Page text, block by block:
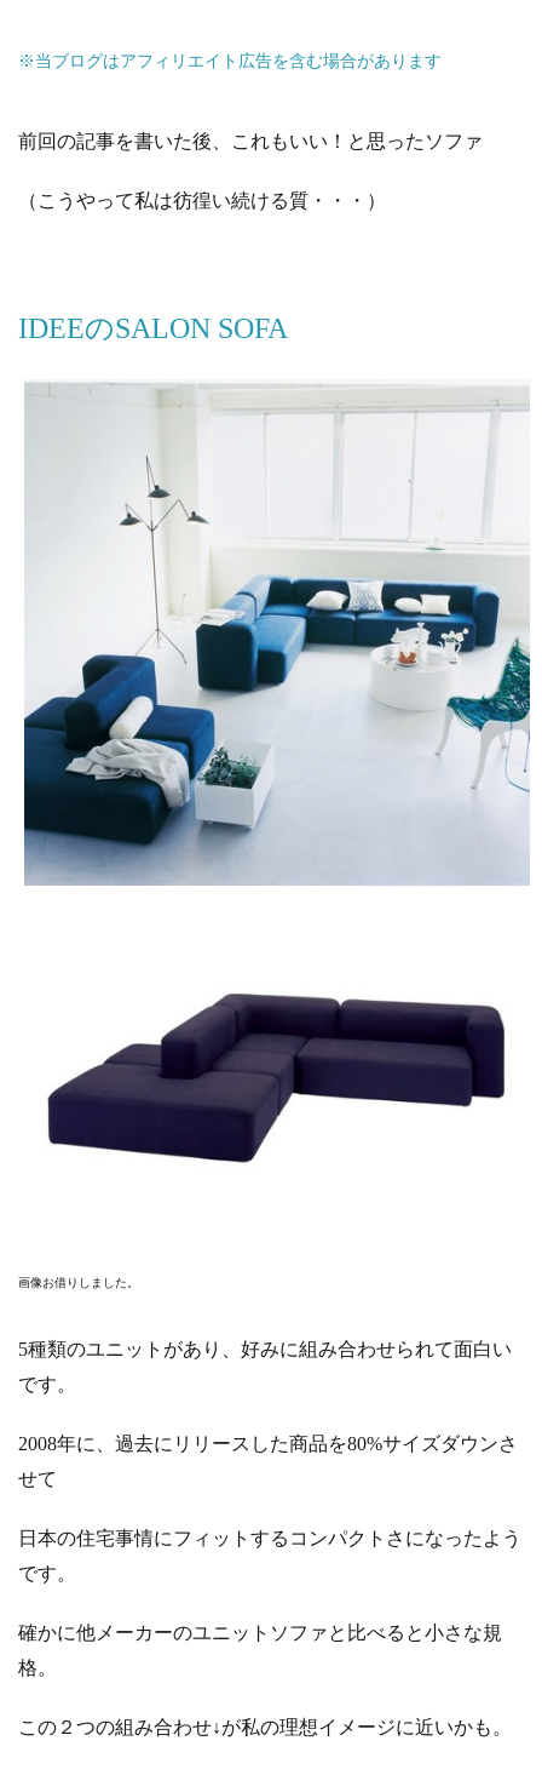
※当ブログはアフィリエイト広告を含む場合があります
前回の記事を書いた後、これもいい！と思ったソファ
（こうやって私は彷徨い続ける質・・・）
IDEEのSALON SOFA
画像お借りしました。
5種類のユニットがあり、好みに組み合わせられて面白い
です。
2008年に、過去にリリースした商品を80%サイズダウンさ
せて
日本の住宅事情にフィットするコンパクトさになったよう
です。
確かに他メーカーのユニットソファと比べると小さな規
格。
この２つの組み合わせ↓が私の理想イメージに近いかも。